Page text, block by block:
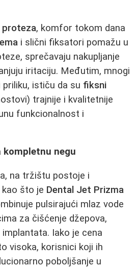
proteza, komfor tokom dana
i slični fiksatori pomažu u
sprečavaju nakupljanje
iritaciju. Međutim, mnogi
ističu da su fiksni
trajnije i kvalitetnije
funkcionalnost i
kompletnu negu
na tržištu postoje i
što je Dental Jet Prizma
pulsirajući mlaz vode
za čišćenje džepova,
Iako je cena
visoka, korisnici koji ih
poboljšanje u